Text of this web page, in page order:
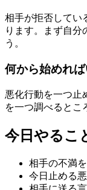
相手が拒否してい
ります。まず自分
う。
何から始めれ
悪化行動を一つ止
を一つ調べるとこ
今日やるこ
相手の不満
今日止める